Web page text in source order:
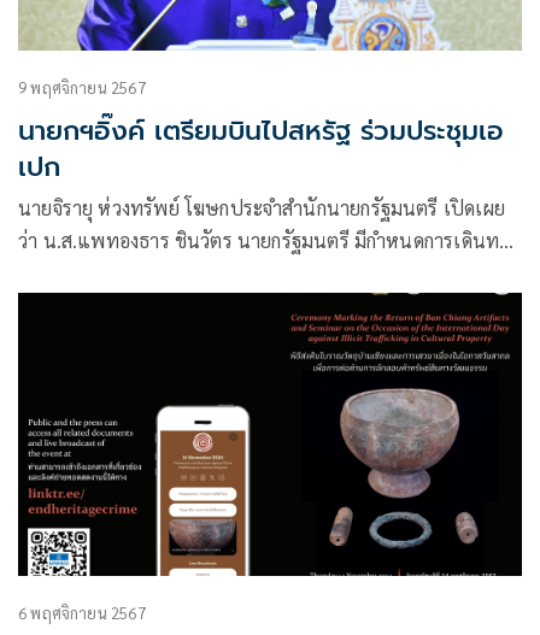
9 พฤศจิกายน 2567
นายกฯอิ๊งค์ เตรียมบินไปสหรัฐ ร่วมประชุมเอ
เปก
นายจิรายุ ห่วงทรัพย์ โฆษกประจำสำนักนายกรัฐมนตรี เปิดเผย
ว่า น.ส.แพทองธาร ชินวัตร นายกรัฐมนตรี มีกำหนดการเดินทาง
6 พฤศจิกายน 2567